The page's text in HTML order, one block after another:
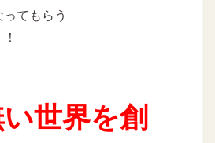
てもらう
世界を創